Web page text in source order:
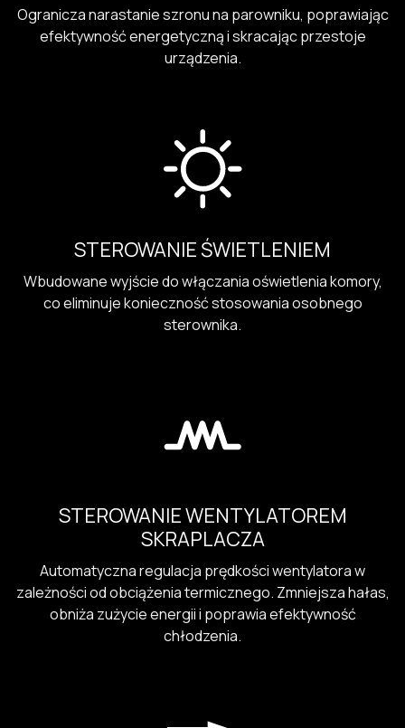
Ogranicza narastanie szronu na parowniku, poprawiając
efektywność energetyczną i skracając przestoje
urządzenia.
STEROWANIE ŚWIETLENIEM
Wbudowane wyjście do włączania oświetlenia komory,
co eliminuje konieczność stosowania osobnego
sterownika.
STEROWANIE WENTYLATOREM
SKRAPLACZA
Automatyczna regulacja prędkości wentylatora w
zależności od obciążenia termicznego. Zmniejsza hałas,
obniża zużycie energii i poprawia efektywność
chłodzenia.